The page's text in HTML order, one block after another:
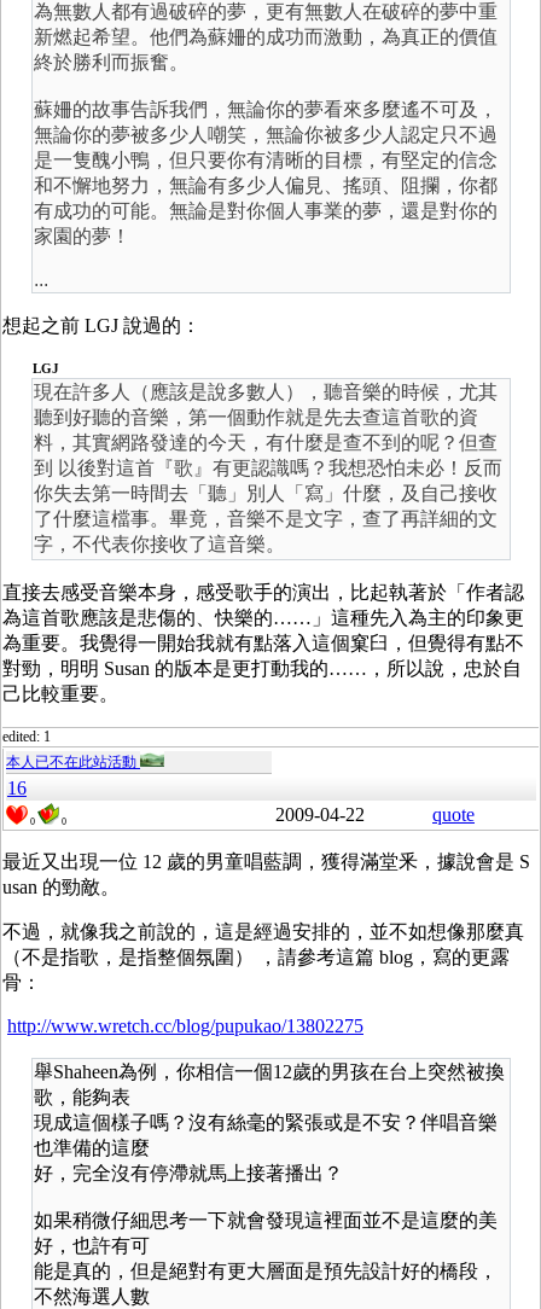
為無數人都有過破碎的夢，更有無數人在破碎的夢中重
新燃起希望。他們為蘇姍的成功而激動，為真正的價值
終於勝利而振奮。
蘇姍的故事告訴我們，無論你的夢看來多麼遙不可及，
無論你的夢被多少人嘲笑，無論你被多少人認定只不過
是一隻醜小鴨，但只要你有清晰的目標，有堅定的信念
和不懈地努力，無論有多少人偏見、搖頭、阻攔，你都
有成功的可能。無論是對你個人事業的夢，還是對你的
家園的夢！
...
想起之前 LGJ 說過的：
LGJ
現在許多人（應該是說多數人），聽音樂的時候，尤其
聽到好聽的音樂，第一個動作就是先去查這首歌的資
料，其實網路發達的今天，有什麼是查不到的呢？但查
到 以後對這首『歌』有更認識嗎？我想恐怕未必！反而
你失去第一時間去「聽」別人「寫」什麼，及自己接收
了什麼這檔事。畢竟，音樂不是文字，查了再詳細的文
字，不代表你接收了這音樂。
直接去感受音樂本身，感受歌手的演出，比起執著於「作者認
為這首歌應該是悲傷的、快樂的……」這種先入為主的印象更
為重要。我覺得一開始我就有點落入這個窠臼，但覺得有點不
對勁，明明 Susan 的版本是更打動我的……，所以說，忠於自
己比較重要。
edited: 1
本人已不在此站活動
16
0 0 2009-04-22 quote
最近又出現一位 12 歲的男童唱藍調，獲得滿堂釆，據說會是 S
usan 的勁敵。
不過，就像我之前說的，這是經過安排的，並不如想像那麼真
（不是指歌，是指整個氛圍） ，請參考這篇 blog，寫的更露
骨：
http://www.wretch.cc/blog/pupukao/13802275
舉Shaheen為例，你相信一個12歲的男孩在台上突然被換
歌，能夠表
現成這個樣子嗎？沒有絲毫的緊張或是不安？伴唱音樂
也準備的這麼
好，完全沒有停滯就馬上接著播出？
如果稍微仔細思考一下就會發現這裡面並不是這麼的美
好，也許有可
能是真的，但是絕對有更大層面是預先設計好的橋段，
不然海選人數